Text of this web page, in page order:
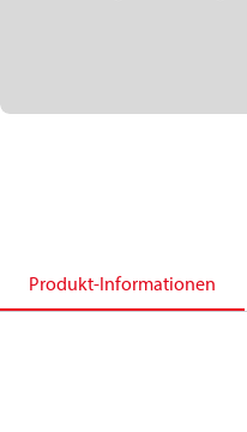
Produkt-Informationen